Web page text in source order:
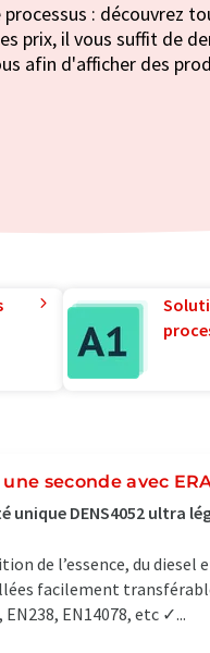
: découvrez
prix, il vous suffit de
afin d'afficher des
seconde avec
unique DENS4052 ultra
de l’essence, du
facilement
EN238, EN14078, etc ✓...